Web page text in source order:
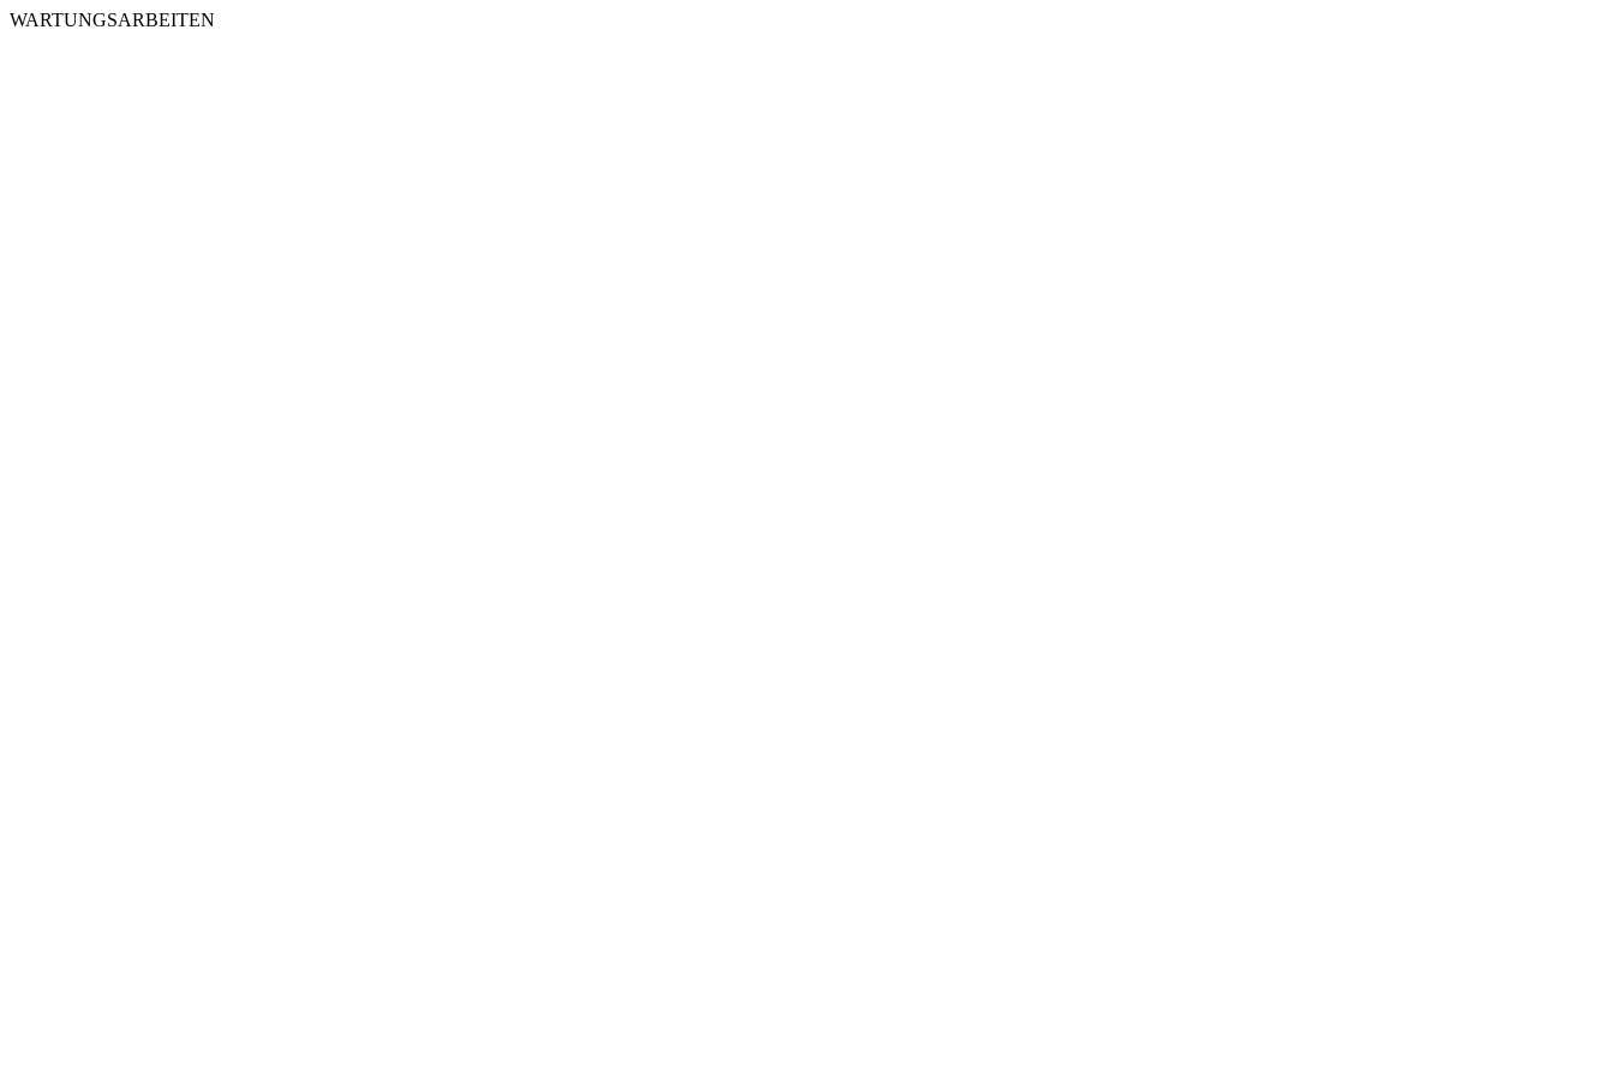
WARTUNGSARBEITEN